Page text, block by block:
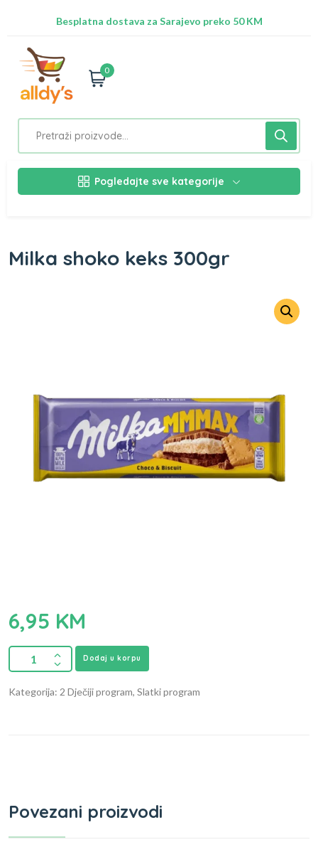
Besplatna dostava za Sarajevo preko 50 KM
0
Pogledajte sve kategorije
Milka shoko keks 300gr
6,95 KM
Dodaj u korpu
Kategorija: 2 Dječiji program, Slatki program
Povezani proizvodi